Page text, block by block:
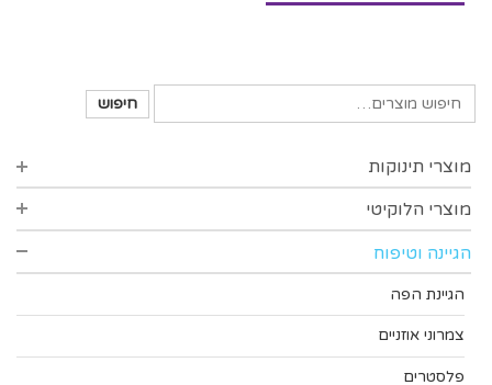
חיפוש
מוצרי תינוקות
מוצרי הלוקיטי
הגיינה וטיפוח
הגיינת הפה
צמרוני אוזניים
פלסטרים